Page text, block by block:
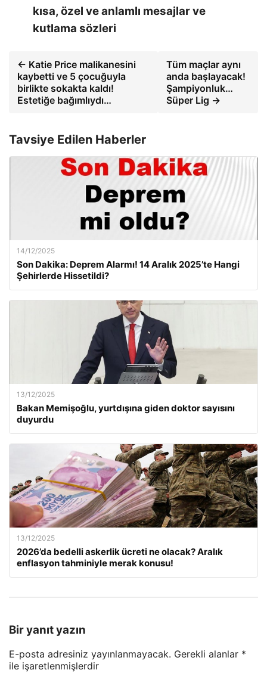
kısa, özel ve anlamlı mesajlar ve
kutlama sözleri
← Katie Price malikanesini
kaybetti ve 5 çocuğuyla
birlikte sokakta kaldı!
Estetiğe bağımlıydı…
Tüm maçlar aynı
anda başlayacak!
Şampiyonluk…
Süper Lig →
Tavsiye Edilen Haberler
14/12/2025
Son Dakika: Deprem Alarmı! 14 Aralık 2025’te Hangi
Şehirlerde Hissetildi?
13/12/2025
Bakan Memişoğlu, yurtdışına giden doktor sayısını
duyurdu
13/12/2025
2026’da bedelli askerlik ücreti ne olacak? Aralık
enflasyon tahminiyle merak konusu!
Bir yanıt yazın
E-posta adresiniz yayınlanmayacak. Gerekli alanlar *
ile işaretlenmişlerdir